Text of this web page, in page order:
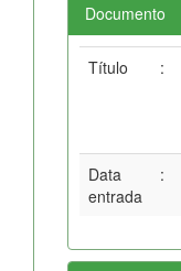
Documento
Título :
Data
entrada
: